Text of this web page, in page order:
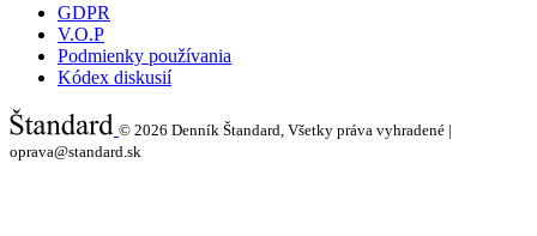
GDPR
V.O.P
Podmienky používania
Kódex diskusií
© 2026 Denník Štandard, Všetky práva vyhradené |
oprava@standard.sk